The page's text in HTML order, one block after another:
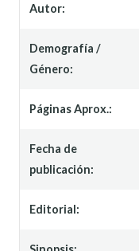
Autor:
Demografía /
Género:
Páginas Aprox.:
Fecha de
publicación:
Editorial: